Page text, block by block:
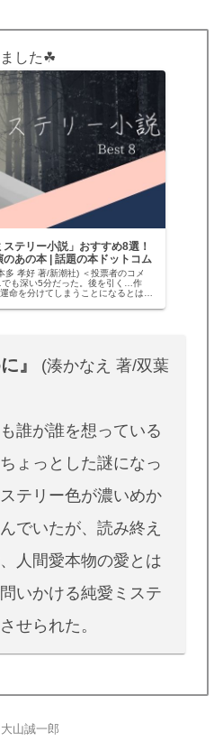
した☘
ステリー小説」おすすめ8選！
あの本 | 話題の本ドットコム
多 孝好 著/新潮社) ＜投票者のコメ
も深い5分だった。後を引く…作
命を分けてしまうことになるとは…
』
(湊かなえ 著/双葉
誰が誰を想っている
ょっとした謎になっ
テリー色が濃いめか
でいたが、読み終え
人間愛本物の愛とは
いかける純愛ミステ
せられた。
大山誠一郎